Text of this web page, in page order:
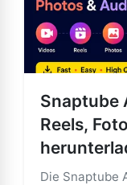
Snaptube
Reels,
Die Snaptube